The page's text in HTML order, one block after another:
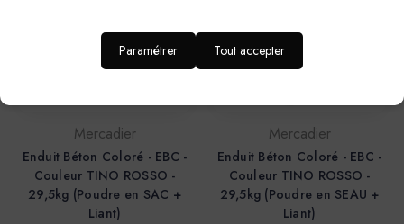
Mercadier
Enduit Béton Coloré - EBC -
Couleur TINO ROSSO -
29,5kg (Poudre en SAC +
Liant)
Mercadier
Enduit Béton Coloré - EBC -
Couleur TINO ROSSO -
29,5kg (Poudre en SEAU +
Liant)
Paramétrer Tout accepter